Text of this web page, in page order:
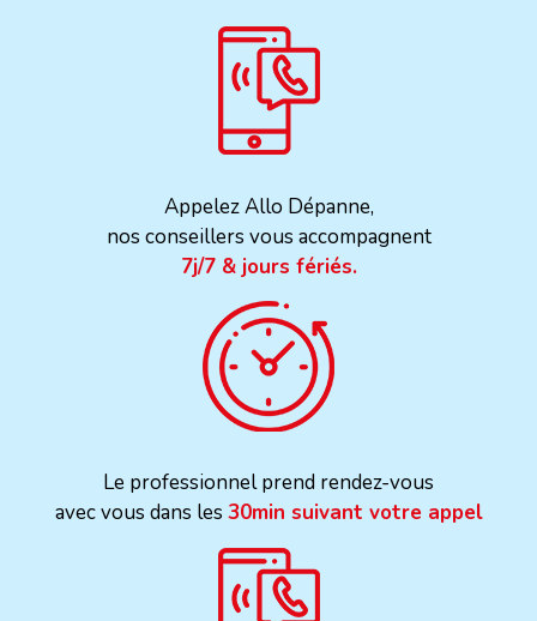
Appelez Allo Dépanne,
nos conseillers vous accompagnent
7j/7 & jours fériés.
Le professionnel prend rendez-vous
avec vous dans les 30min suivant votre appel